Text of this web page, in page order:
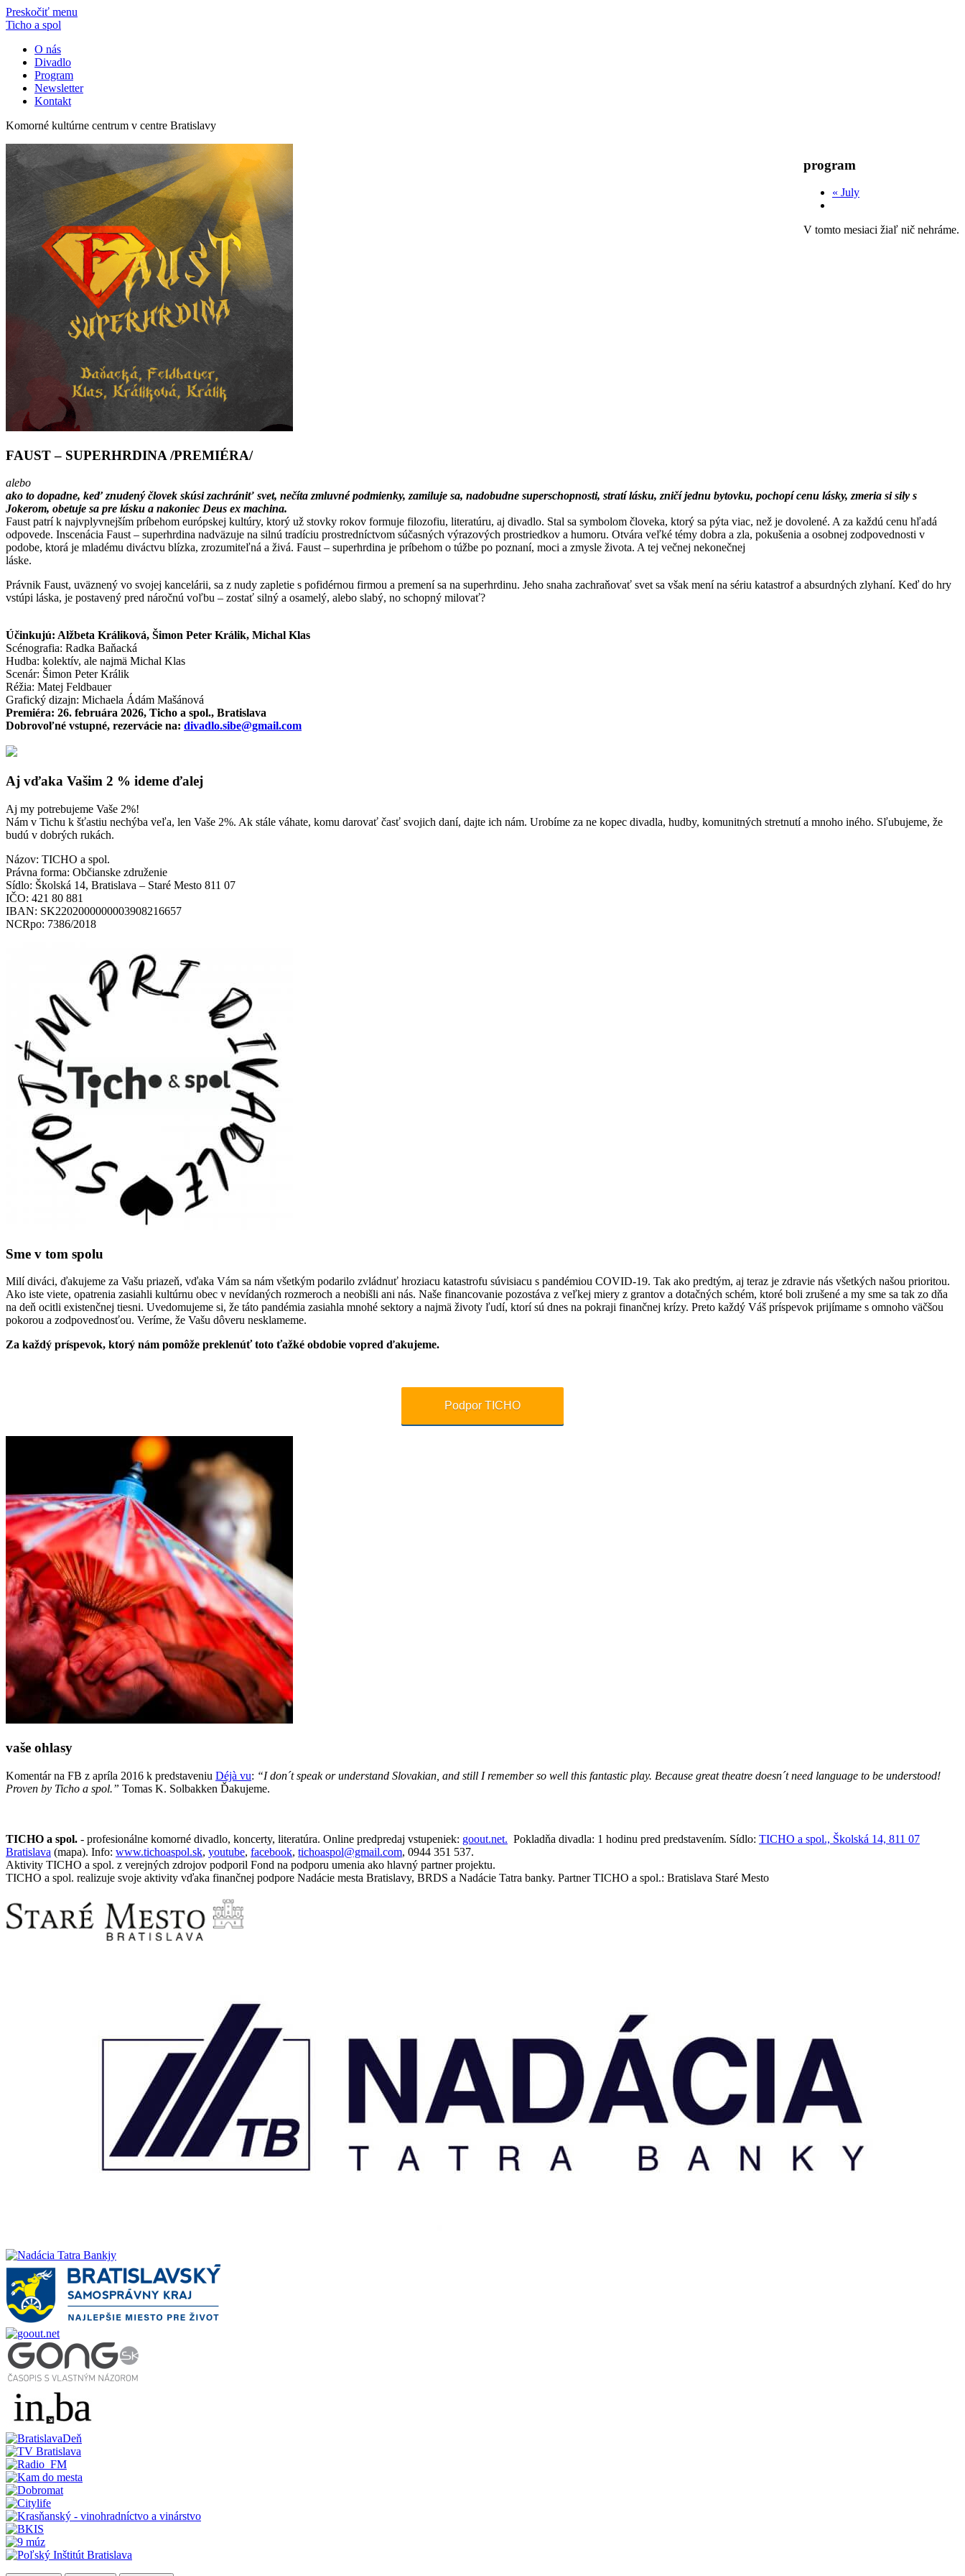
Preskočiť menu
Ticho a spol
O nás
Divadlo
Program
Newsletter
Kontakt
Komorné kultúrne centrum v centre Bratislavy
program
« July
V tomto mesiaci žiaľ nič nehráme.
FAUST – SUPERHRDINA /PREMIÉRA/
alebo
ako to dopadne, keď znudený človek skúsi zachrániť svet, nečíta zmluvné podmienky, zamiluje sa, nadobudne superschopnosti, stratí lásku, zničí jednu bytovku, pochopí cenu lásky, zmeria si sily s
Jokerom, obetuje sa pre lásku a nakoniec Deus ex machina.
Faust patrí k najvplyvnejším príbehom európskej kultúry, ktorý už stovky rokov formuje filozofiu, literatúru, aj divadlo. Stal sa symbolom človeka, ktorý sa pýta viac, než je dovolené. A za každú cenu hľadá
odpovede. Inscenácia Faust – superhrdina nadväzuje na silnú tradíciu prostredníctvom súčasných výrazových prostriedkov a humoru. Otvára veľké témy dobra a zla, pokušenia a osobnej zodpovednosti v
podobe, ktorá je mladému diváctvu blízka, zrozumiteľná a živá. Faust – superhrdina je príbehom o túžbe po poznaní, moci a zmysle života. A tej večnej nekonečnej
láske.
Právnik Faust, uväznený vo svojej kancelárii, sa z nudy zapletie s pofidérnou firmou a premení sa na superhrdinu. Jeho snaha zachraňovať svet sa však mení na sériu katastrof a absurdných zlyhaní. Keď do hry
vstúpi láska, je postavený pred náročnú voľbu – zostať silný a osamelý, alebo slabý, no schopný milovať?
Účinkujú: Alžbeta Králiková, Šimon Peter Králik, Michal Klas
Scénografia: Radka Baňacká
Hudba: kolektív, ale najmä Michal Klas
Scenár: Šimon Peter Králik
Réžia: Matej Feldbauer
Grafický dizajn: Michaela Ádám Mašánová
Premiéra: 26. februára 2026, Ticho a spol., Bratislava
Dobrovoľné vstupné, rezervácie na: divadlo.sibe@gmail.com
Aj vďaka Vašim 2 % ideme ďalej
Aj my potrebujeme Vaše 2%!
Nám v Tichu k šťastiu nechýba veľa, len Vaše 2%. Ak stále váhate, komu darovať časť svojich daní, dajte ich nám. Urobíme za ne kopec divadla, hudby, komunitných stretnutí a mnoho iného. Sľubujeme, že
budú v dobrých rukách.
Názov: TICHO a spol.
Právna forma: Občianske združenie
Sídlo: Školská 14, Bratislava – Staré Mesto 811 07
IČO: 421 80 881
IBAN: SK2202000000003908216657
NCRpo: 7386/2018
Sme v tom spolu
Milí diváci, ďakujeme za Vašu priazeň, vďaka Vám sa nám všetkým podarilo zvládnuť hroziacu katastrofu súvisiacu s pandémiou COVID-19. Tak ako predtým, aj teraz je zdravie nás všetkých našou prioritou.
Ako iste viete, opatrenia zasiahli kultúrnu obec v nevídaných rozmeroch a neobišli ani nás. Naše financovanie pozostáva z veľkej miery z grantov a dotačných schém, ktoré boli zrušené a my sme sa tak zo dňa
na deň ocitli existenčnej tiesni. Uvedomujeme si, že táto pandémia zasiahla mnohé sektory a najmä životy ľudí, ktorí sú dnes na pokraji finančnej krízy. Preto každý Váš príspevok prijímame s omnoho väčšou
pokorou a zodpovednosťou. Veríme, že Vašu dôveru nesklameme.
Za každý príspevok, ktorý nám pomôže preklenúť toto ťažké obdobie vopred ďakujeme.
Podpor TICHO
vaše ohlasy
Komentár na FB z apríla 2016 k predstaveniu Déjà vu: “I don´t speak or understand Slovakian, and still I remember so well this fantastic play. Because great theatre doesn´t need language to be understood!
Proven by Ticho a spol.” Tomas K. Solbakken Ďakujeme.
TICHO a spol. - profesionálne komorné divadlo, koncerty, literatúra. Online predpredaj vstupeniek: goout.net. Pokladňa divadla: 1 hodinu pred predstavením. Sídlo: TICHO a spol., Školská 14, 811 07
Bratislava (mapa). Info: www.tichoaspol.sk, youtube, facebook, tichoaspol@gmail.com, 0944 351 537.
Aktivity TICHO a spol. z verejných zdrojov podporil Fond na podporu umenia ako hlavný partner projektu.
TICHO a spol. realizuje svoje aktivity vďaka finančnej podpore Nadácie mesta Bratislavy, BRDS a Nadácie Tatra banky. Partner TICHO a spol.: Bratislava Staré Mesto